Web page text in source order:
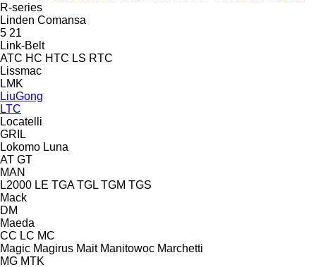
R-series
Linden Comansa
5 21
Link-Belt
ATC HC HTC LS RTC
Lissmac
LMK
LiuGong
LTC
Locatelli
GRIL
Lokomo Luna
AT GT
MAN
L2000 LE TGA TGL TGM TGS
Mack
DM
Maeda
CC LC MC
Magic Magirus Mait Manitowoc Marchetti
MG MTK